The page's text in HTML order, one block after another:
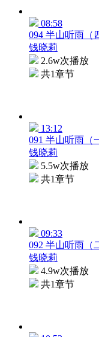
08:58
094 半山听雨（
钱晓莉
2.6w次播放
共1章节
13:12
091 半山听雨（
钱晓莉
5.5w次播放
共1章节
09:33
092 半山听雨（
钱晓莉
4.9w次播放
共1章节